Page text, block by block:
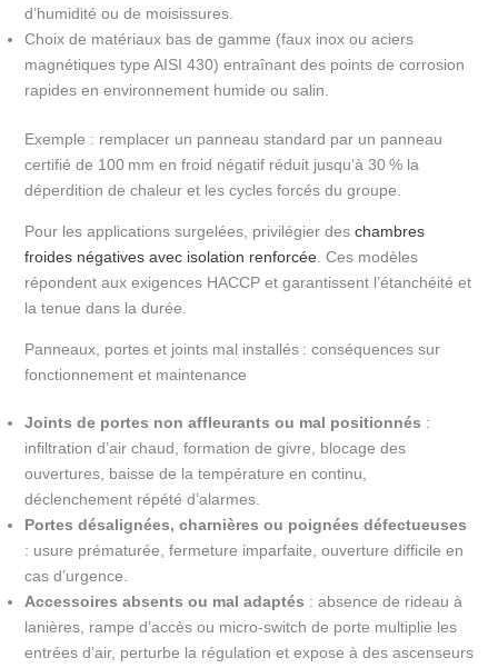
d’humidité ou de moisissures.
Choix de matériaux bas de gamme (faux inox ou aciers
magnétiques type AISI 430) entraînant des points de corrosion
rapides en environnement humide ou salin.
Exemple : remplacer un panneau standard par un panneau
certifié de 100 mm en froid négatif réduit jusqu’à 30 % la
déperdition de chaleur et les cycles forcés du groupe.
Pour les applications surgelées, privilégier des chambres
froides négatives avec isolation renforcée. Ces modèles
répondent aux exigences HACCP et garantissent l’étanchéité et
la tenue dans la durée.
Panneaux, portes et joints mal installés : conséquences sur
fonctionnement et maintenance
Joints de portes non affleurants ou mal positionnés :
infiltration d’air chaud, formation de givre, blocage des
ouvertures, baisse de la température en continu,
déclenchement répété d’alarmes.
Portes désalignées, charnières ou poignées défectueuses
: usure prématurée, fermeture imparfaite, ouverture difficile en
cas d’urgence.
Accessoires absents ou mal adaptés : absence de rideau à
lanières, rampe d’accès ou micro-switch de porte multiplie les
entrées d’air, perturbe la régulation et expose à des ascenseurs